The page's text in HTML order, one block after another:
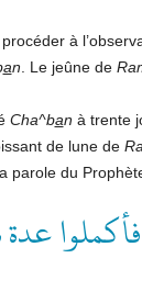
à
an . Le jeûne de
Cha^ban à trente
de lune de
parole du
عدة